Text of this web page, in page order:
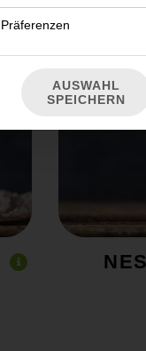
Präferenzen
AUSWAHL
SPEICHERN